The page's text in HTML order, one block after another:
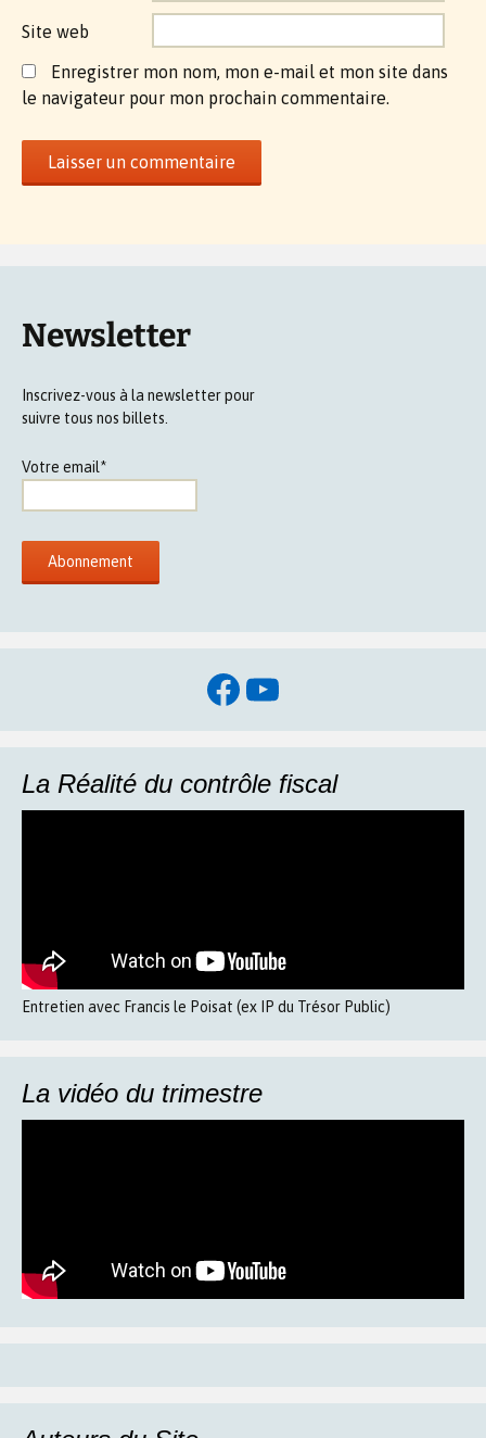
Site web
Enregistrer mon nom, mon e-mail et mon site dans
le navigateur pour mon prochain commentaire.
Newsletter
Inscrivez-vous à la newsletter pour
suivre tous nos billets.
Votre email*
Facebook
YouTube
La Réalité du contrôle fiscal
Entretien avec Francis le Poisat (ex IP du Trésor Public)
La vidéo du trimestre